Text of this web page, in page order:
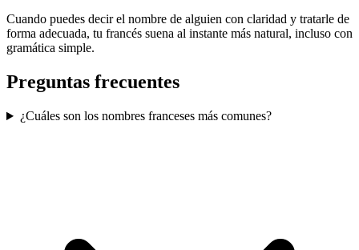
Cuando puedes decir el nombre de alguien con claridad y tratarle de
forma adecuada, tu francés suena al instante más natural, incluso con
gramática simple.
Preguntas frecuentes
¿Cuáles son los nombres franceses más comunes?